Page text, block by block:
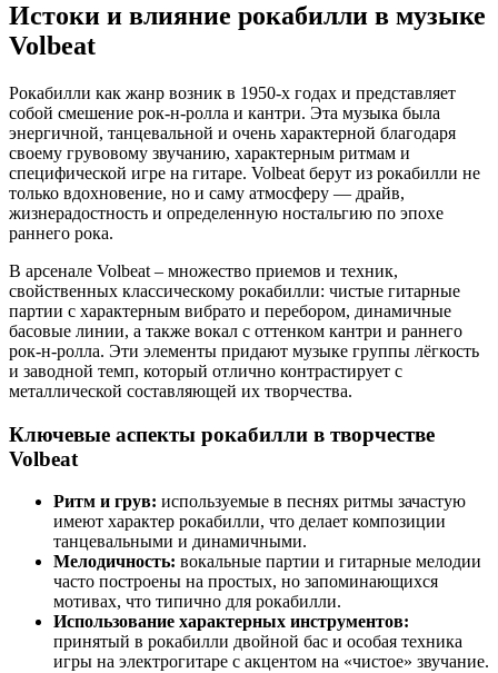
Истоки и влияние рокабилли в музыке
Volbeat
Рокабилли как жанр возник в 1950-х годах и представляет
собой смешение рок-н-ролла и кантри. Эта музыка была
энергичной, танцевальной и очень характерной благодаря
своему грувовому звучанию, характерным ритмам и
специфической игре на гитаре. Volbeat берут из рокабилли не
только вдохновение, но и саму атмосферу — драйв,
жизнерадостность и определенную ностальгию по эпохе
раннего рока.
В арсенале Volbeat – множество приемов и техник,
свойственных классическому рокабилли: чистые гитарные
партии с характерным вибрато и перебором, динамичные
басовые линии, а также вокал с оттенком кантри и раннего
рок-н-ролла. Эти элементы придают музыке группы лёгкость
и заводной темп, который отлично контрастирует с
металлической составляющей их творчества.
Ключевые аспекты рокабилли в творчестве
Volbeat
Ритм и грув: используемые в песнях ритмы зачастую
имеют характер рокабилли, что делает композиции
танцевальными и динамичными.
Мелодичность: вокальные партии и гитарные мелодии
часто построены на простых, но запоминающихся
мотивах, что типично для рокабилли.
Использование характерных инструментов:
принятый в рокабилли двойной бас и особая техника
игры на электрогитаре с акцентом на «чистое» звучание.